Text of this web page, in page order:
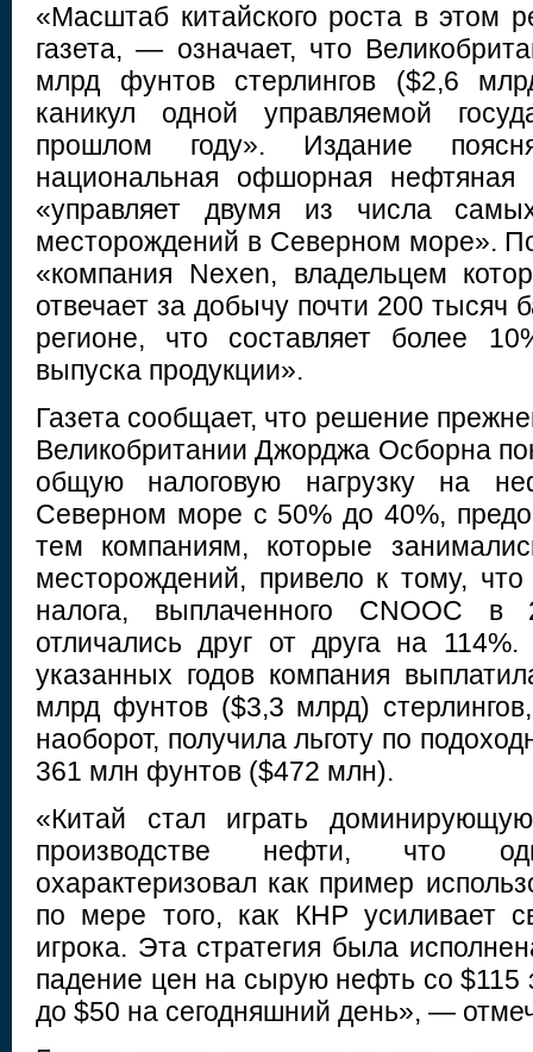
«Масштаб китайского роста в этом
газета, — означает, что
млрд фунтов стерлингов ($2,6
каникул одной управляемой
прошлом году». Издание
национальная офшорная нефтяная
«управляет двумя из числа
месторождений в Северном море».
«компания Nexen, владельцем
отвечает за добычу почти 200 тысяч
регионе, что составляет более
выпуска продукции».
Газета сообщает, что решение
Великобритании Джорджа Осборна
общую налоговую нагрузку на
Северном море с 50% до 40%,
тем компаниям, которые
месторождений, привело к тому,
налога, выплаченного CNOOC
отличались друг от друга на
указанных годов компания
млрд фунтов ($3,3 млрд)
наоборот, получила льготу по
361 млн фунтов ($472 млн).
«Китай стал играть
производстве нефти, что
охарактеризовал как пример
по мере того, как КНР усиливает
игрока. Эта стратегия была
падение цен на сырую нефть со $115
до $50 на сегодняшний день», —